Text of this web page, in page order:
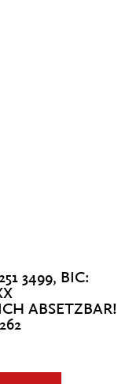
3499, BIC:
ABSETZBAR!